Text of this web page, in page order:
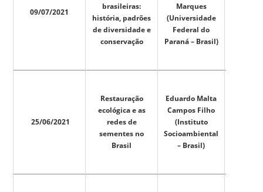
09/07/2021
brasileiras:
história, padrões
de diversidade e
conservação
Marques
(Universidade
Federal do
Paraná – Brasil)
25/06/2021
Restauração
ecológica e as
redes de
sementes no
Brasil
Eduardo Malta
Campos Filho
(Instituto
Socioambiental
– Brasil)